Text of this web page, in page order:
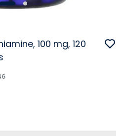
100 mg, 120